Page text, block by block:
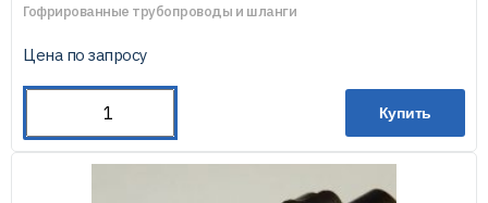
Гофрированные трубопроводы и шланги
Цена по запросу
Купить